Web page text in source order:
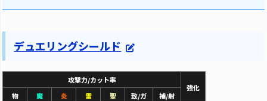
デュエリングシールド
攻撃力/カット率
強化
物
魔 炎 雷 聖 致/ガ
補/射